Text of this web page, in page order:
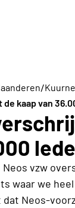
/Kuurne
kaap van
vzw
waar we
Neos-